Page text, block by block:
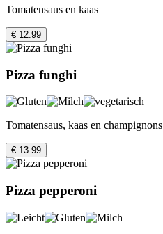
Tomatensaus en kaas
€ 12.99
Pizza funghi
Tomatensaus, kaas en champignons
€ 13.99
Pizza pepperoni